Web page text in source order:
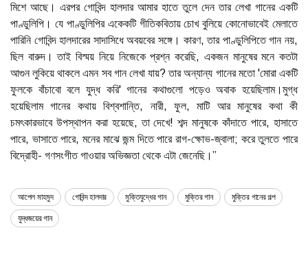
মিশে আছে। এরপর গোবিন্দ হালদার আমার হাতে তুলে দেন তার লেখা গানের একটি
পাণ্ডুলিপি। যে পাণ্ডুলিপির একেকটি গীতিকবিতায় চোখ বুলিয়ে কোনোভাবেই মেলাতে
পারিনি গোবিন্দ হালদারের সাদাসিধে অবয়বের সঙ্গে। কারণ, তার পাণ্ডুলিপিতে গান নয়,
ছিল বারুদ। তাই বিস্ময় নিয়ে নিজেকে প্রশ্ন করেছি, একজন মানুষের মনে কতটা
আগুন লুকিয়ে থাকলে এমন সব গান লেখা যায়? তার অন্যান্য গানের মতো 'মোরা একটি
ফুলকে বাঁচাবো বলে যুদ্ধ করি' গানের কথাগুলো পড়েও অবাক হয়েছিলাম।মুগ্ধ
হয়েছিলাম গানের কথায় বিশ্বশান্তি, নারী, ফুল, মাটি আর মানুষের কথা কী
চমৎকারভাবে উপস্থাপন করা হয়েছে, তা দেখে! শব্দ মানুষকে কাঁদাতে পারে, হাসাতে
পারে, ভাসাতে পারে, মনের মাঝে জন্ম দিতে পারে রাগ-ক্ষোভ-জ্বালা; করে তুলতে পারে
বিদ্রোহী- গণসংগীত গাওয়ার অভিজ্ঞতা থেকে এটা জেনেছি।”
আপেল মাহমুদ গোবিন্দ হালদার মুক্তিযুদ্ধের গান মুক্তির গান মুক্তির গানের গল্প
যুদ্ধজয়ের গান